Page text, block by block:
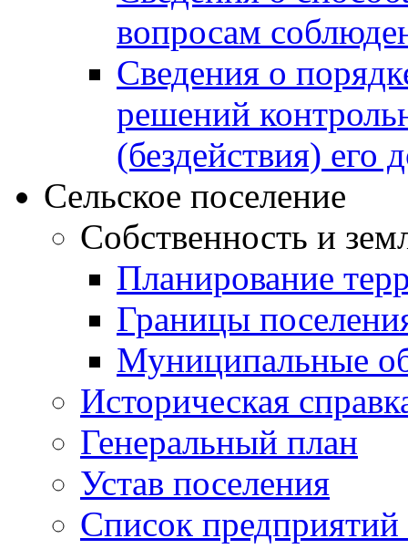
вопросам
Сведения о
решений
(бездействия) его
Сельское поселение
Собственность и
Планирование
Границы
Муниципальные
Историческая
Генеральный план
Устав поселения
Список предприятий